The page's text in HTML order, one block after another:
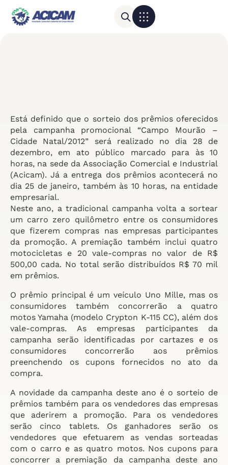
Está definido que o sorteio dos prêmios oferecidos
pela campanha promocional “Campo Mourão –
Cidade Natal/2012” será realizado no dia 28 de
dezembro, em ato público marcado para às 10
horas, na sede da Associação Comercial e Industrial
(Acicam). Já a entrega dos prêmios acontecerá no
dia 25 de janeiro, também às 10 horas, na entidade
empresarial.
Neste ano, a tradicional campanha volta a sortear
um carro zero quilômetro entre os consumidores
que fizerem compras nas empresas participantes
da promoção. A premiação também inclui quatro
motocicletas e 20 vale-compras no valor de R$
500,00 cada. No total serão distribuídos R$ 70 mil
em prêmios.
O prêmio principal é um veículo Uno Mille, mas os
consumidores também concorrerão a quatro
motos Yamaha (modelo Crypton K-115 CC), além dos
vale-compras. As empresas participantes da
campanha serão identificadas por cartazes e os
consumidores concorrerão aos prêmios
preenchendo os cupons fornecidos no ato da
compra.
A novidade da campanha deste ano é o sorteio de
prêmios também para os vendedores das empresas
que aderirem a promoção. Para os vendedores
serão cinco tablets. Os ganhadores serão os
vendedores que efetuarem as vendas sorteadas
com o carro e as quatro motos. Nos cupons para
concorrer a premiação da campanha deste ano